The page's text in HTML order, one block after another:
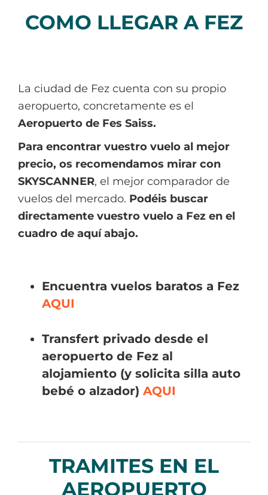
COMO LLEGAR A FEZ
La ciudad de Fez cuenta con su propio
aeropuerto, concretamente es el
Aeropuerto de Fes Saiss.
Para encontrar vuestro vuelo al mejor
precio, os recomendamos mirar con
SKYSCANNER, el mejor comparador de
vuelos del mercado. Podéis buscar
directamente vuestro vuelo a Fez en el
cuadro de aquí abajo.
Encuentra vuelos baratos a Fez
AQUI
Transfert privado desde el
aeropuerto de Fez al
alojamiento (y solicita silla auto
bebé o alzador) AQUI
TRAMITES EN EL
AEROPUERTO